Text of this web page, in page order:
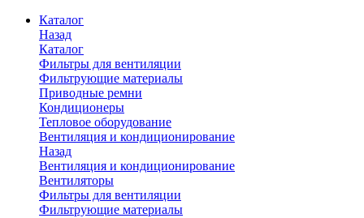
Каталог
Назад
Каталог
Фильтры для вентиляции
Фильтрующие материалы
Приводные ремни
Кондиционеры
Тепловое оборудование
Вентиляция и кондиционирование
Назад
Вентиляция и кондиционирование
Вентиляторы
Фильтры для вентиляции
Фильтрующие материалы